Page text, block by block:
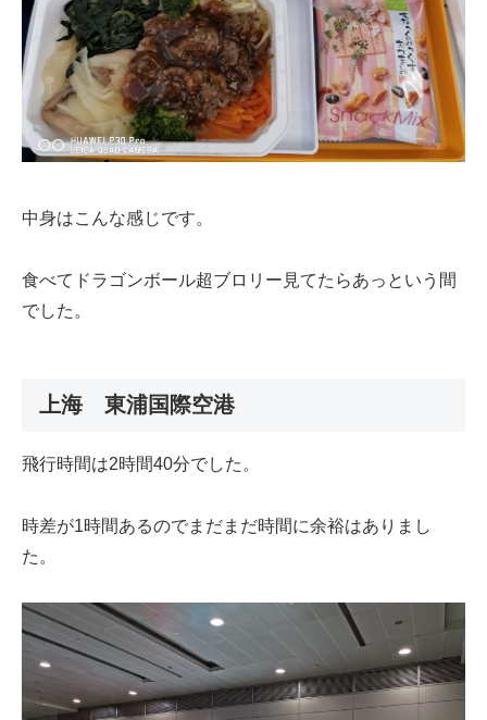
中身はこんな感じです。
食べてドラゴンボール超ブロリー見てたらあっという間
でした。
上海 東浦国際空港
飛行時間は2時間40分でした。
時差が1時間あるのでまだまだ時間に余裕はありまし
た。